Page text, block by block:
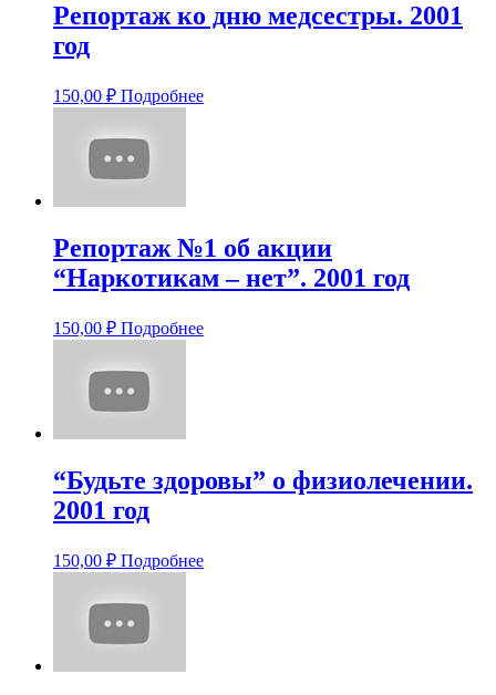
Репортаж ко дню медсестры. 2001
год
150,00 ₽ Подробнее
Репортаж №1 об акции
“Наркотикам – нет”. 2001 год
150,00 ₽ Подробнее
“Будьте здоровы” о физиолечении.
2001 год
150,00 ₽ Подробнее